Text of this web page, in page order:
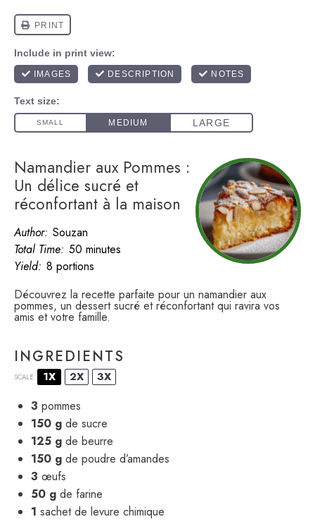
Namandier aux Pommes :
Un délice sucré et
réconfortant à la maison
Author: Souzan
Total Time: 50 minutes
Yield: 8 portions
Découvrez la recette parfaite pour un namandier aux
pommes, un dessert sucré et réconfortant qui ravira vos
amis et votre famille.
INGREDIENTS
SCALE 1X 2X 3X
3 pommes
150 g de sucre
125 g de beurre
150 g de poudre d’amandes
3 œufs
50 g de farine
1 sachet de levure chimique